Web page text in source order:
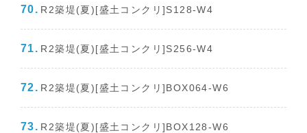
R2築堤(夏)[盛土コンクリ]S128-W4
R2築堤(夏)[盛土コンクリ]S256-W4
R2築堤(夏)[盛土コンクリ]BOX064-W6
R2築堤(夏)[盛土コンクリ]BOX128-W6